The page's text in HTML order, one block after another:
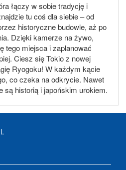
łączy w sobie tradycję i
tu coś dla siebie – od
historyczne budowle, aż po
Dzięki kamerze na żywo,
tego miejsca i zaplanować
Ciesz się Tokio z nowej
Ryogoku! W każdym kącie
co czeka na odkrycie. Nawet
są historią i japońskim urokiem.